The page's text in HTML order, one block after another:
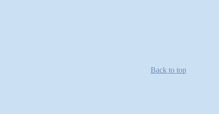
Back to top